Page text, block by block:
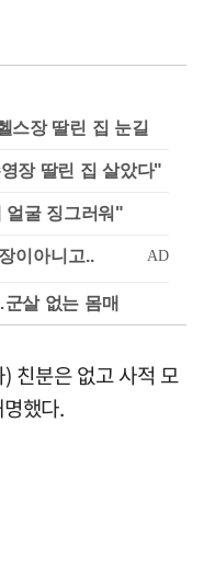
스장 딸린 집 눈길
장 딸린 집 살았다"
굴 징그러워"
살 없는 몸매
친분은 없고 사적 모
했다.